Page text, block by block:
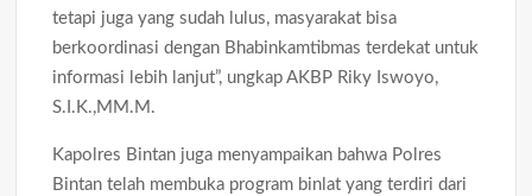
tetapi juga yang sudah lulus, masyarakat bisa
berkoordinasi dengan Bhabinkamtibmas terdekat untuk
informasi lebih lanjut”, ungkap AKBP Riky Iswoyo,
S.I.K.,MM.M.
Kapolres Bintan juga menyampaikan bahwa Polres
Bintan telah membuka program binlat yang terdiri dari